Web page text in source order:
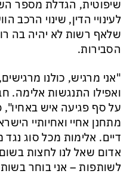
שיפוטית, הגדלת מספר
לעינויי הדין, שינוי הרכב
שלאף רשות לא יהיה בה
הסבירות.
"אני מרגיש, כולנו
ואפילו התנגשות אלימה.
על סף פגיעה איש באחיו",
מתחנן אחיי ואחיותיי
דיים. אלימות מכל סוג נגד
אדום שאל לנו לחצות
לשותפות – אני בוחר